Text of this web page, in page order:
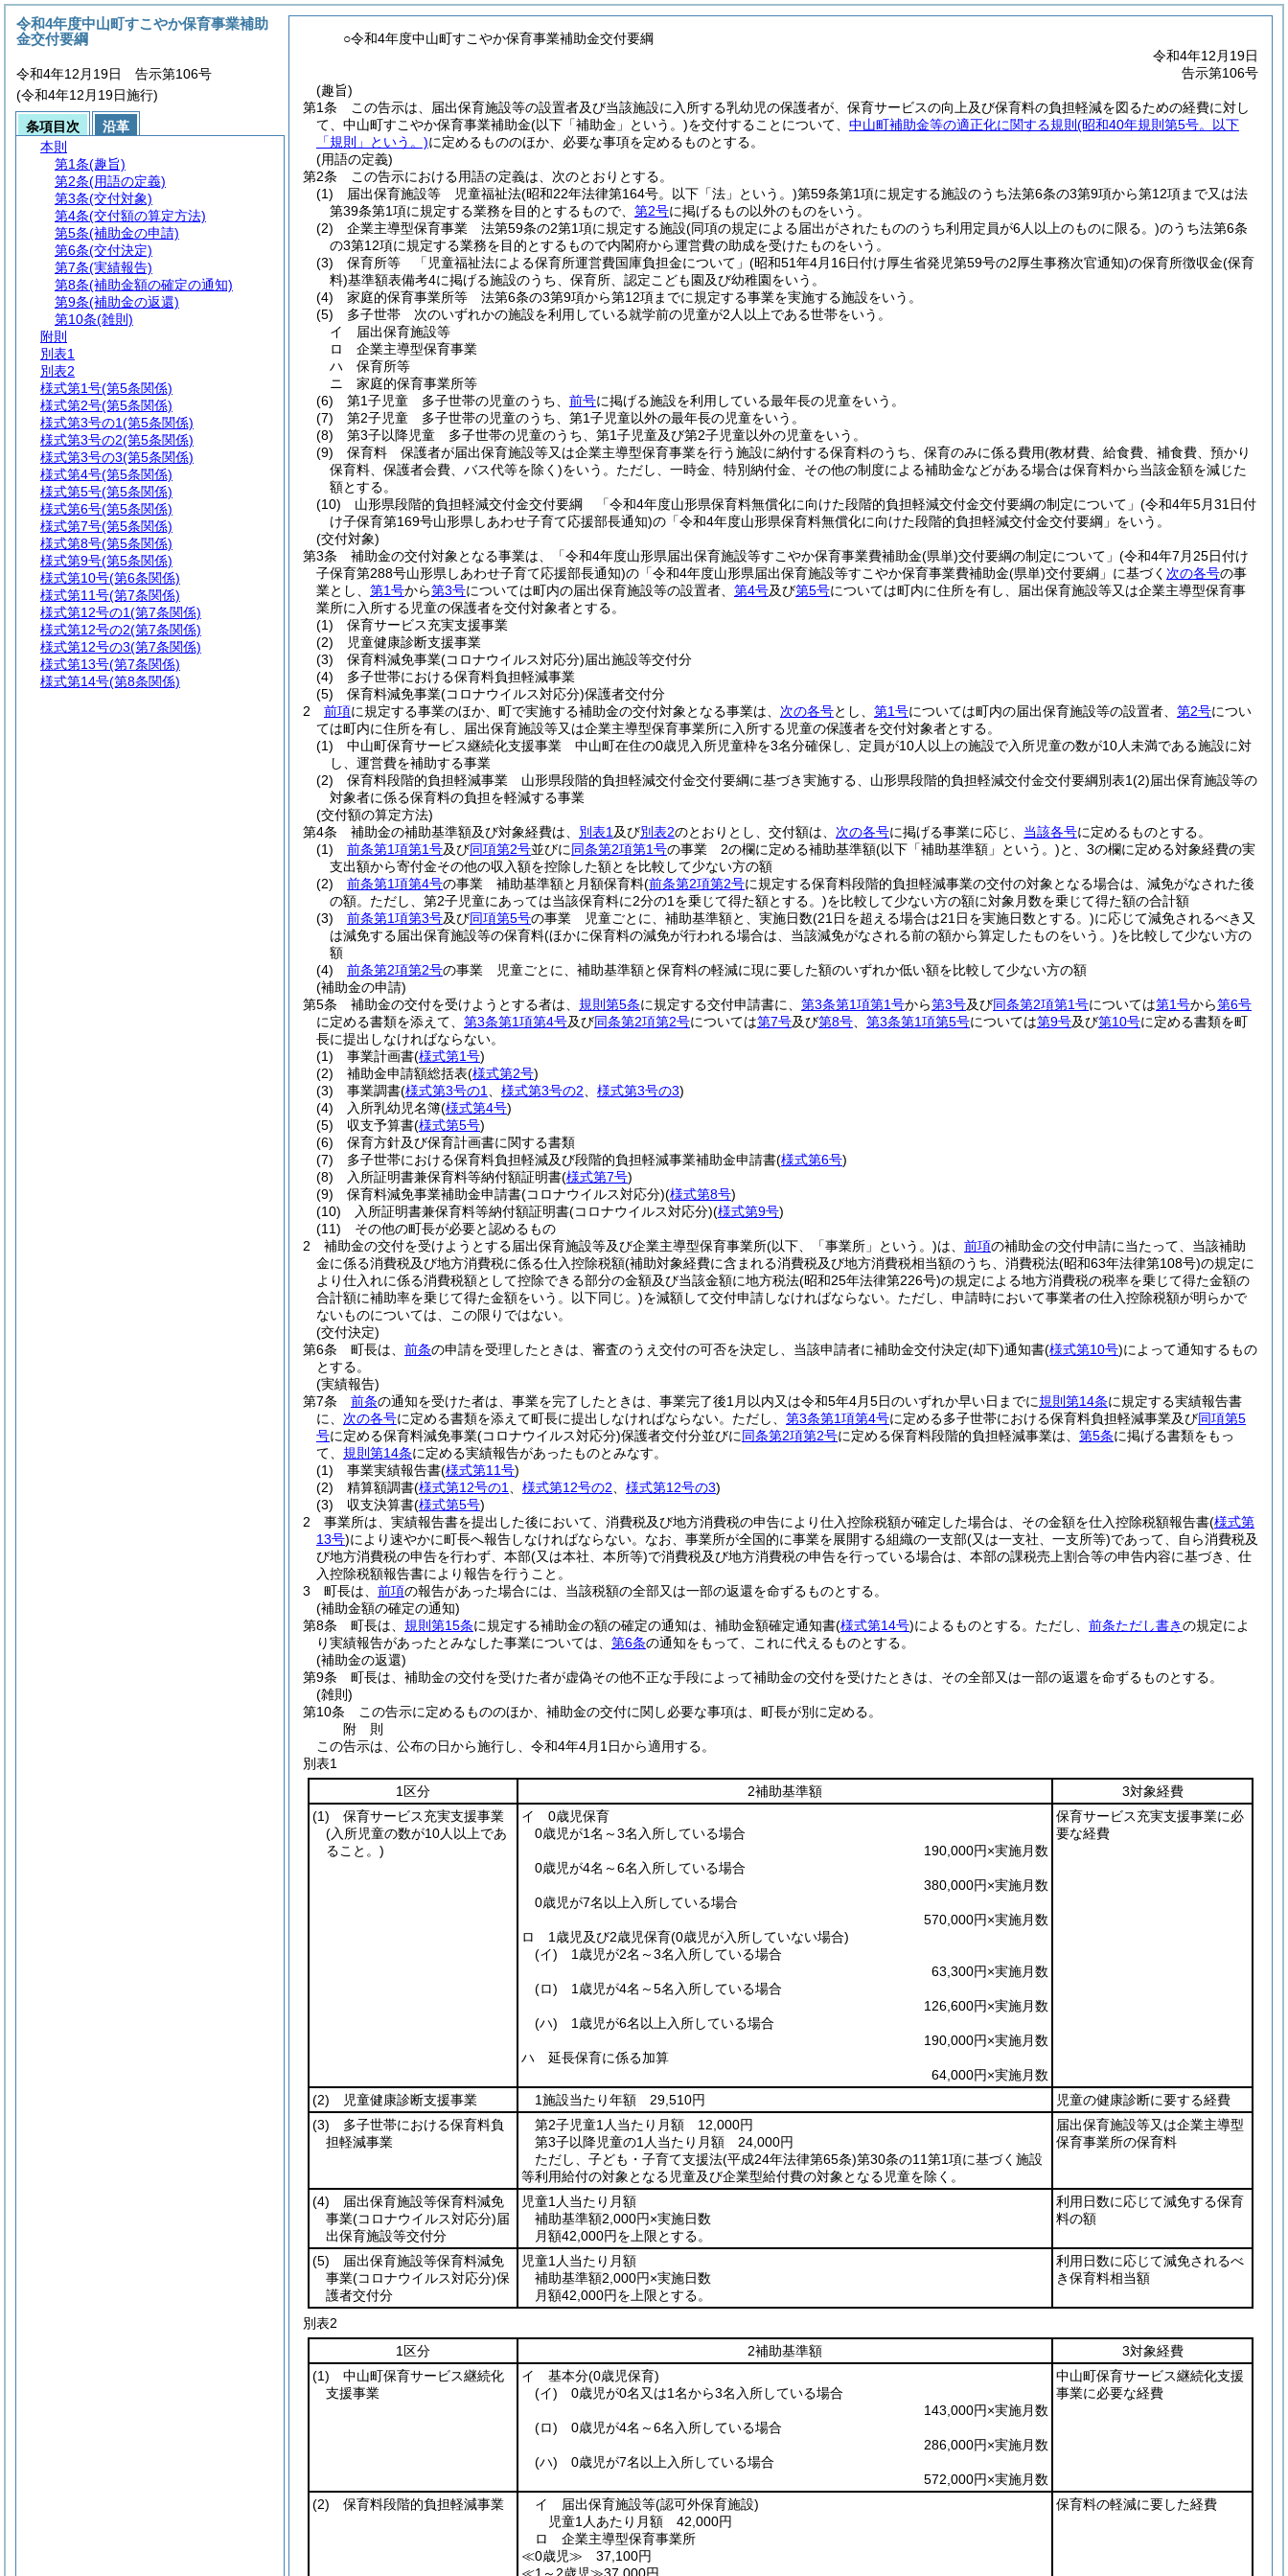
○令和4年度中山町すこやか保育事業補助金交付要綱
令和4年12月19日
告示第106号
(趣旨)
第1条
この告示は、届出保育施設等の設置者及び当該施設に入所する乳幼児の保護者が、保育サービスの向上及び保育料の負担軽減を図るための経費に対し
て、中山町すこやか保育事業補助金(以下「補助金」という。)を交付することについて、 中山町補助金等の適正化に関する規則 (昭和40年規則第5号。以下
「規則」という。)に定めるもののほか、必要な事項を定めるものとする。
(用語の定義)
第2条
この告示における用語の定義は、次のとおりとする。
(1)
届出保育施設等 児童福祉法(昭和22年法律第164号。以下「法」という。)第59条第1項に規定する施設のうち法第6条の3第9項から第12項まで又は法
第39条第1項に規定する業務を目的とするもので、 第2号に掲げるもの以外のものをいう。
(2)
企業主導型保育事業 法第59条の2第1項に規定する施設(同項の規定による届出がされたもののうち利用定員が6人以上のものに限る。)のうち法第6条
の3第12項に規定する業務を目的とするもので内閣府から運営費の助成を受けたものをいう。
(3)
保育所等 「児童福祉法による保育所運営費国庫負担金について」 (昭和51年4月16日付け厚生省発児第59号の2厚生事務次官通知)の保育所徴収金(保育
料)基準額表備考4に掲げる施設のうち、保育所、認定こども園及び幼稚園をいう。
(4)
家庭的保育事業所等 法第6条の3第9項から第12項までに規定する事業を実施する施設をいう。
(5)
多子世帯 次のいずれかの施設を利用している就学前の児童が2人以上である世帯をいう。
イ
届出保育施設等
ロ
企業主導型保育事業
ハ
保育所等
ニ
家庭的保育事業所等
(6)
第1子児童 多子世帯の児童のうち、 前号に掲げる施設を利用している最年長の児童をいう。
(7)
第2子児童 多子世帯の児童のうち、第1子児童以外の最年長の児童をいう。
(8)
第3子以降児童 多子世帯の児童のうち、第1子児童及び第2子児童以外の児童をいう。
(9)
保育料 保護者が届出保育施設等又は企業主導型保育事業を行う施設に納付する保育料のうち、保育のみに係る費用(教材費、給食費、補食費、預かり
保育料、保護者会費、バス代等を除く)をいう。 ただし、一時金、特別納付金、その他の制度による補助金などがある場合は保育料から当該金額を減じた
額とする。
(10)
山形県段階的負担軽減交付金交付要綱 「令和4年度山形県保育料無償化に向けた段階的負担軽減交付金交付要綱の制定について」 (令和4年5月31日付
け子保育第169号山形県しあわせ子育て応援部長通知)の「令和4年度山形県保育料無償化に向けた段階的負担軽減交付金交付要綱」をいう。
(交付対象)
第3条
補助金の交付対象となる事業は、「令和4年度山形県届出保育施設等すこやか保育事業費補助金(県単)交付要綱の制定について」 (令和4年7月25日付け
子保育第288号山形県しあわせ子育て応援部長通知)の「令和4年度山形県届出保育施設等すこやか保育事業費補助金(県単)交付要綱」に基づく 次の各号の事
業とし、 第1号から第3号については町内の届出保育施設等の設置者、 第4号及び第5号については町内に住所を有し、届出保育施設等又は企業主導型保育事
業所に入所する児童の保護者を交付対象者とする。
(1)
保育サービス充実支援事業
(2)
児童健康診断支援事業
(3)
保育料減免事業(コロナウイルス対応分)届出施設等交付分
(4)
多子世帯における保育料負担軽減事業
(5)
保育料減免事業(コロナウイルス対応分)保護者交付分
2
前項に規定する事業のほか、町で実施する補助金の交付対象となる事業は、 次の各号とし、 第1号については町内の届出保育施設等の設置者、 第2号につい
ては町内に住所を有し、届出保育施設等又は企業主導型保育事業所に入所する児童の保護者を交付対象者とする。
(1)
中山町保育サービス継続化支援事業 中山町在住の0歳児入所児童枠を3名分確保し、定員が10人以上の施設で入所児童の数が10人未満である施設に対
し、運営費を補助する事業
(2)
保育料段階的負担軽減事業 山形県段階的負担軽減交付金交付要綱に基づき実施する、山形県段階的負担軽減交付金交付要綱別表1(2)届出保育施設等の
対象者に係る保育料の負担を軽減する事業
(交付額の算定方法)
第4条
補助金の補助基準額及び対象経費は、 別表1 及び別表2のとおりとし、交付額は、 次の各号に掲げる事業に応じ、 当該各号に定めるものとする。
(1)
前条第1項第1号及び同項第2号並びに同条第2項第1号の事業 2の欄に定める補助基準額(以下「補助基準額」という。)と、3の欄に定める対象経費の実
支出額から寄付金その他の収入額を控除した額とを比較して少ない方の額
(2)
前条第1項第4号の事業 補助基準額と月額保育料(前条第2項第2号に規定する保育料段階的負担軽減事業の交付の対象となる場合は、減免がなされた後
の額。ただし、第2子児童にあっては当該保育料に2分の1を乗じて得た額とする。)を比較して少ない方の額に対象月数を乗じて得た額の合計額
(3)
前条第1項第3号及び同項第5号の事業 児童ごとに、補助基準額と、実施日数(21日を超える場合は21日を実施日数とする。)に応じて減免されるべき又
は減免する届出保育施設等の保育料(ほかに保育料の減免が行われる場合は、当該減免がなされる前の額から算定したものをいう。)を比較して少ない方の
額
(4)
前条第2項第2号の事業 児童ごとに、補助基準額と保育料の軽減に現に要した額のいずれか低い額を比較して少ない方の額
(補助金の申請)
第5条
補助金の交付を受けようとする者は、 規則第5条に規定する交付申請書に、 第3条第1項第1号から第3号及び同条第2項第1号については第1号から第6号
に定める書類を添えて、 第3条第1項第4号及び同条第2項第2号については第7号及び第8号 第3条第1項第5号については第9号及び第10号に定める書類を町
長に提出しなければならない。
(1)
事業計画書(様式第1号)
(2)
補助金申請額総括表(様式第2号)
(3)
事業調書(様式第3号の1 様式第3号の2 様式第3号の3)
(4)
入所乳幼児名簿(様式第4号)
(5)
収支予算書(様式第5号)
(6)
保育方針及び保育計画書に関する書類
(7)
多子世帯における保育料負担軽減及び段階的負担軽減事業補助金申請書(様式第6号)
(8)
入所証明書兼保育料等納付額証明書(様式第7号)
(9)
保育料減免事業補助金申請書(コロナウイルス対応分)(様式第8号)
(10)
入所証明書兼保育料等納付額証明書(コロナウイルス対応分)(様式第9号)
(11)
その他の町長が必要と認めるもの
2
補助金の交付を受けようとする届出保育施設等及び企業主導型保育事業所(以下、「事業所」という。)は、 前項の補助金の交付申請に当たって、当該補助
金に係る消費税及び地方消費税に係る仕入控除税額(補助対象経費に含まれる消費税及び地方消費税相当額のうち、消費税法(昭和63年法律第108号)の規定に
より仕入れに係る消費税額として控除できる部分の金額及び当該金額に地方税法(昭和25年法律第226号)の規定による地方消費税の税率を乗じて得た金額の
合計額に補助率を乗じて得た金額をいう。以下同じ。)を減額して交付申請しなければならない。 ただし、申請時において事業者の仕入控除税額が明らかで
ないものについては、この限りではない。
(交付決定)
第6条
町長は、 前条の申請を受理したときは、審査のうえ交付の可否を決定し、当該申請者に補助金交付決定(却下)通知書(様式第10号)によって通知するもの
とする。
(実績報告)
第7条
前条の通知を受けた者は、事業を完了したときは、事業完了後1月以内又は令和5年4月5日のいずれか早い日までに規則第14条に規定する実績報告書
に、 次の各号に定める書類を添えて町長に提出しなければならない。 ただし、 第3条第1項第4号に定める多子世帯における保育料負担軽減事業及び同項第5
号に定める保育料減免事業(コロナウイルス対応分)保護者交付分並びに同条第2項第2号に定める保育料段階的負担軽減事業は、 第5条に掲げる書類をもっ
て、 規則第14条に定める実績報告があったものとみなす。
(1)
事業実績報告書(様式第11号)
(2)
精算額調書(様式第12号の1 様式第12号の2 様式第12号の3)
(3)
収支決算書(様式第5号)
2
事業所は、実績報告書を提出した後において、消費税及び地方消費税の申告により仕入控除税額が確定した場合は、その金額を仕入控除税額報告書(様式第
13号)により速やかに町長へ報告しなければならない。 なお、事業所が全国的に事業を展開する組織の一支部(又は一支社、一支所等)であって、自ら消費税及
び地方消費税の申告を行わず、本部(又は本社、本所等)で消費税及び地方消費税の申告を行っている場合は、本部の課税売上割合等の申告内容に基づき、仕
入控除税額報告書により報告を行うこと。
3
町長は、 前項の報告があった場合には、当該税額の全部又は一部の返還を命ずるものとする。
(補助金額の確定の通知)
第8条
町長は、 規則第15条に規定する補助金の額の確定の通知は、補助金額確定通知書(様式第14号)によるものとする。 ただし、 前条ただし書きの規定によ
り実績報告があったとみなした事業については、 第6条の通知をもって、これに代えるものとする。
(補助金の返還)
第9条
町長は、補助金の交付を受けた者が虚偽その他不正な手段によって補助金の交付を受けたときは、その全部又は一部の返還を命ずるものとする。
(雑則)
第10条
この告示に定めるもののほか、補助金の交付に関し必要な事項は、町長が別に定める。
附 則
この告示は、公布の日から施行し、令和4年4月1日から適用する。
別表1
1区分
2補助基準額
3対象経費
(1) 保育サービス充実支援事業
(入所児童の数が10人以上であ
ること。)
イ 0歳児保育
0歳児が1名～3名入所している場合
190,000円×実施月数
0歳児が4名～6名入所している場合
380,000円×実施月数
0歳児が7名以上入所している場合
570,000円×実施月数
ロ 1歳児及び2歳児保育(0歳児が入所していない場合)
(イ) 1歳児が2名～3名入所している場合
63,300円×実施月数
(ロ) 1歳児が4名～5名入所している場合
126,600円×実施月数
(ハ) 1歳児が6名以上入所している場合
190,000円×実施月数
ハ 延長保育に係る加算
64,000円×実施月数
保育サービス充実支援事業に必
要な経費
(2) 児童健康診断支援事業 1施設当たり年額 29,510円
児童の健康診断に要する経費
(3) 多子世帯における保育料負
担軽減事業
第2子児童1人当たり月額 12,000円
第3子以降児童の1人当たり月額 24,000円
ただし、子ども・子育て支援法(平成24年法律第65条)第30条の11第1項に基づく施設
等利用給付の対象となる児童及び企業型給付費の対象となる児童を除く。
届出保育施設等又は企業主導型
保育事業所の保育料
(4) 届出保育施設等保育料減免
事業(コロナウイルス対応分)届
出保育施設等交付分
児童1人当たり月額
補助基準額2,000円×実施日数
月額42,000円を上限とする。
利用日数に応じて減免する保育
料の額
(5) 届出保育施設等保育料減免
事業(コロナウイルス対応分)保
護者交付分
児童1人当たり月額
補助基準額2,000円×実施日数
月額42,000円を上限とする。
利用日数に応じて減免されるべ
き保育料相当額
別表2
1区分
2補助基準額
3対象経費
(1) 中山町保育サービス継続化
支援事業
イ 基本分(0歳児保育)
(イ) 0歳児が0名又は1名から3名入所している場合
143,000円×実施月数
(ロ) 0歳児が4名～6名入所している場合
286,000円×実施月数
(ハ) 0歳児が7名以上入所している場合
572,000円×実施月数
中山町保育サービス継続化支援
事業に必要な経費
(2) 保育料段階的負担軽減事業 イ 届出保育施設等(認可外保育施設)
児童1人あたり月額 42,000円
ロ 企業主導型保育事業所
≪0歳児≫ 37,100円
保育料の軽減に要した経費
令和4年度中山町すこやか保育事業補助
金交付要綱
令和4年12月19日 告示第106号
(令和4年12月19日施行)
条項目次
沿革
本則
第1条(趣旨)
第2条(用語の定義)
第3条(交付対象)
第4条(交付額の算定方法)
第5条(補助金の申請)
第6条(交付決定)
第7条(実績報告)
第8条(補助金額の確定の通知)
第9条(補助金の返還)
第10条(雑則)
附則
別表1
別表2
様式第1号(第5条関係)
様式第2号(第5条関係)
様式第3号の1(第5条関係)
様式第3号の2(第5条関係)
様式第3号の3(第5条関係)
様式第4号(第5条関係)
様式第5号(第5条関係)
様式第6号(第5条関係)
様式第7号(第5条関係)
様式第8号(第5条関係)
様式第9号(第5条関係)
様式第10号(第6条関係)
様式第11号(第7条関係)
様式第12号の1(第7条関係)
様式第12号の2(第7条関係)
様式第12号の3(第7条関係)
様式第13号(第7条関係)
様式第14号(第8条関係)